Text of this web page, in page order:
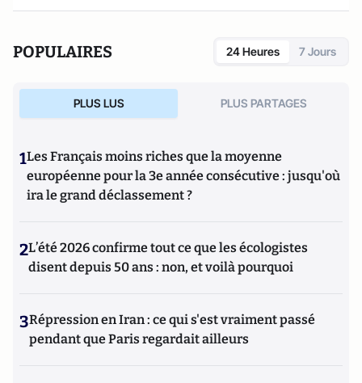
POPULAIRES 24 Heures 7 Jours
PLUS LUS PLUS PARTAGES
1Les Français moins riches que la moyenne
européenne pour la 3e année consécutive : jusqu'où
ira le grand déclassement ?
2L’été 2026 confirme tout ce que les écologistes
disent depuis 50 ans : non, et voilà pourquoi
3Répression en Iran : ce qui s'est vraiment passé
pendant que Paris regardait ailleurs